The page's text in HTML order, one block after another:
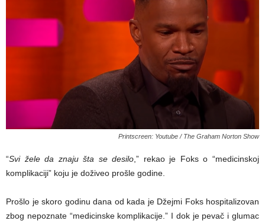
Printscreen: Youtube / The Graham Norton Show
“Svi žele da znaju šta se desilo ,” rekao je Foks o “medicinskoj
komplikaciji” koju je doživeo prošle godine.
Prošlo je skoro godinu dana od kada je Džejmi Foks hospitalizovan
zbog nepoznate “medicinske komplikacije.” I dok je pevač i glumac